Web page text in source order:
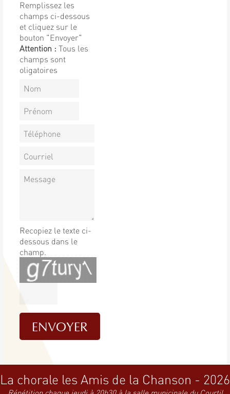
Remplissez les
champs ci-dessous
et cliquez sur le
bouton "Envoyer"
Attention :Tous les
champs sont
oligatoires
Recopiez le texte ci-
dessous dans le
champ.
La chorale les Amis de la Chanson - 2026